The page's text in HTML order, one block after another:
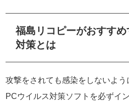
福島リコピーがおすす
対策とは
攻撃をされても感染をしないよう
PCウイルス対策ソフトを必ずイ